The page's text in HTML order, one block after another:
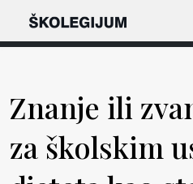
Znanje ili
za školskim